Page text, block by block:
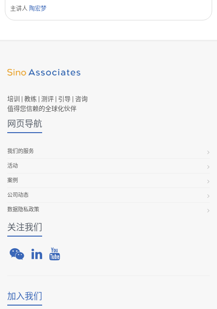
主讲人 陶宏梦
培训 | 教练 | 测评 | 引导 | 咨询
值得您信赖的全球化伙伴
网页导航
我们的服务
活动
案例
公司动态
数据隐私政策
关注我们
加入我们